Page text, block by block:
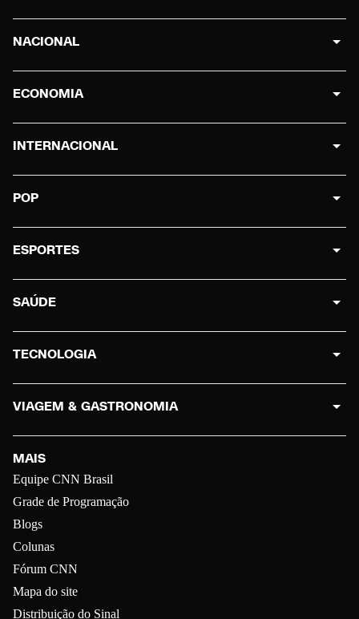
MAIS
Equipe CNN Brasil
Grade de Programação
Blogs
Colunas
Fórum CNN
Mapa do site
Distribuição do Sinal
NACIONAL
ECONOMIA
INTERNACIONAL
POP
ESPORTES
SAÚDE
TECNOLOGIA
VIAGEM & GASTRONOMIA